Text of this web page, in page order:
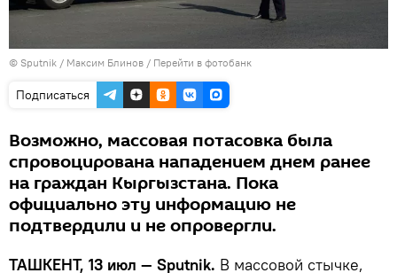
© Sputnik / Максим Блинов / Перейти в фотобанк
Подписаться
Возможно, массовая потасовка была
спровоцирована нападением днем ранее
на граждан Кыргызстана. Пока
официально эту информацию не
подтвердили и не опровергли.
ТАШКЕНТ, 13 июл — Sputnik. В массовой стычке,